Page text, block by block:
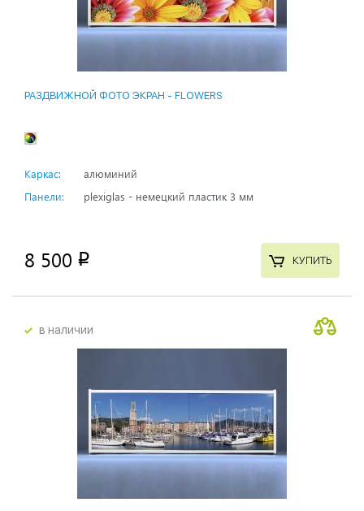
РАЗДВИЖНОЙ ФОТО ЭКРАН - FLOWERS
Каркас:
алюминий
Панели:
plexiglas - немецкий пластик 3 мм
8 500 p КУПИТЬ
в наличии